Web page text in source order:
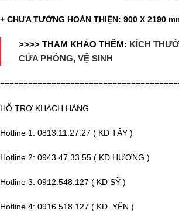
+ CHƯA TƯỜNG HOÀN THIỆN: 900 X 2190
>>>> THAM KHẢO THÊM: KÍCH
CỬA PHÒNG, VỆ SINH
HỖ TRỢ KHÁCH HÀNG
Hotline 1: 0813.11.27.27 ( KD TÂY )
Hotline 2: 0943.47.33.55 ( KD HƯƠNG )
Hotline 3: 0912.548.127 ( KD SỸ )
Hotline 4: 0916.518.127 ( KD. YẾN )